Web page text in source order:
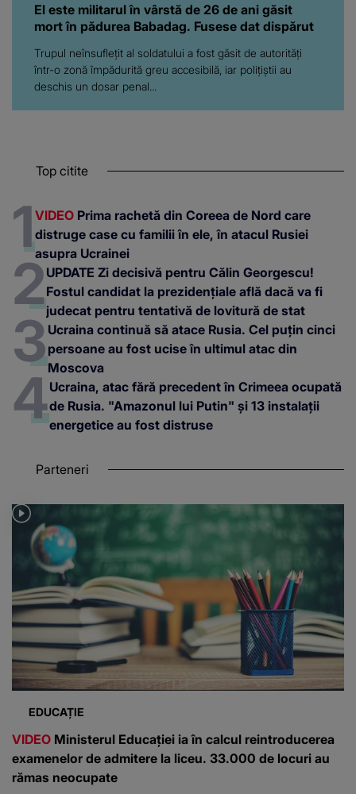
El este militarul în vârstă de 26 de ani găsit
mort în pădurea Babadag. Fusese dat dispărut
Trupul neînsuflețit al soldatului a fost găsit de autorități
într-o zonă împădurită greu accesibilă, iar polițiștii au
deschis un dosar penal...
Top citite
VIDEO Prima rachetă din Coreea de Nord care
distruge case cu familii în ele, în atacul Rusiei
asupra Ucrainei
UPDATE Zi decisivă pentru Călin Georgescu!
Fostul candidat la prezidențiale află dacă va fi
judecat pentru tentativă de lovitură de stat
Ucraina continuă să atace Rusia. Cel puțin cinci
persoane au fost ucise în ultimul atac din
Moscova
Ucraina, atac fără precedent în Crimeea ocupată
de Rusia. "Amazonul lui Putin" și 13 instalații
energetice au fost distruse
Parteneri
EDUCAȚIE
VIDEO Ministerul Educației ia în calcul reintroducerea
examenelor de admitere la liceu. 33.000 de locuri au
rămas neocupate